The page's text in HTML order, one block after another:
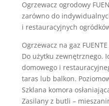
Ogrzewacz ogrodowy
zarówno do
i restauracyjnych
Ogrzewacz na gaz
Do użytku zewnętrznego.
domowego i
taras lub balkon.
Szklana komora
Zasilany z butli –